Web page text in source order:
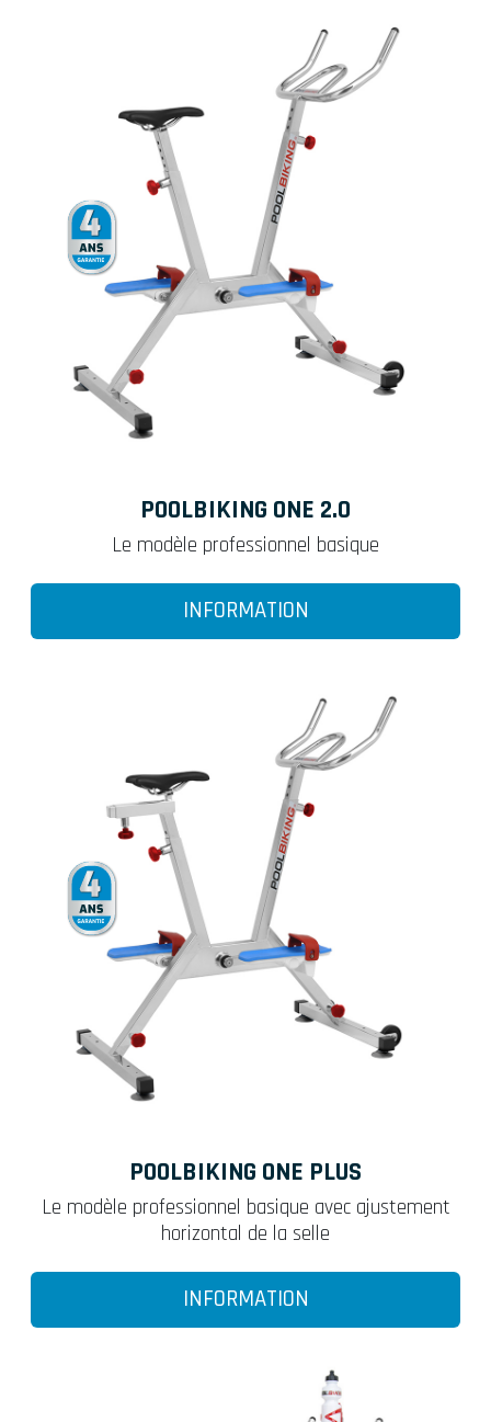
POOLBIKING ONE 2.0
Le modèle professionnel basique
INFORMATION
POOLBIKING ONE PLUS
Le modèle professionnel basique avec ajustement
horizontal de la selle
INFORMATION